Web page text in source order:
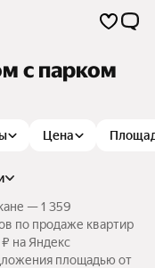
с парком
Цена
— 1 359
по продаже квартир
на Яндекс
площадью от